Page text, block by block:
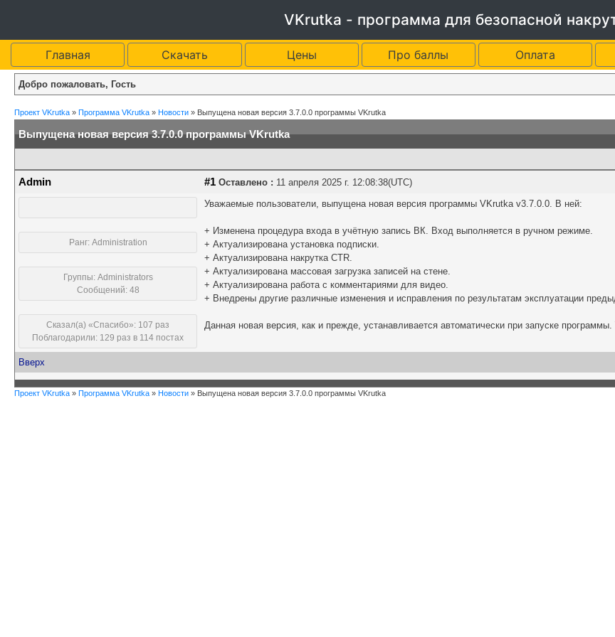
VKrutka - программа для безопасной
Главная Скачать Цены Про баллы Оплата
Добро пожаловать, Гость
Проект VKrutka » Программа VKrutka » Новости » Выпущена новая версия 3.7.0.0 программы VKrutka
Выпущена новая версия 3.7.0.0 программы VKrutka
Admin #1 Оставлено : 11 апреля 2025 г. 12:08:38(UTC)
Ранг: Administration
Группы: Administrators
Сообщений: 48
Сказал(а) «Спасибо»: 107 раз
Поблагодарили: 129 раз в 114 постах
Уважаемые пользователи, выпущена новая версия программы VKrutka v3.7.0.0. В ней:
+ Изменена процедура входа в учётную запись ВК. Вход выполняется в ручном режиме.
+ Актуализирована установка подписки.
+ Актуализирована накрутка CTR.
+ Актуализирована массовая загрузка записей на стене.
+ Актуализирована работа с комментариями для видео.
+ Внедрены другие различные изменения и исправления по результатам эксплуатации
Данная новая версия, как и прежде, устанавливается автоматически при запуске
Вверх
Проект VKrutka » Программа VKrutka » Новости » Выпущена новая версия 3.7.0.0 программы VKrutka